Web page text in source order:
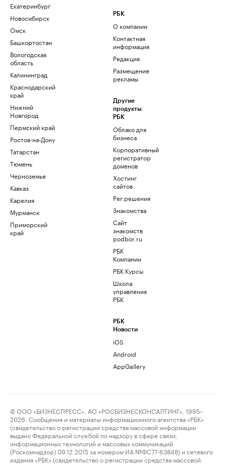
Екатеринбург
Новосибирск
Омск
Башкортостан
Вологодская
область
Калининград
Краснодарский
край
Нижний
Новгород
Пермский край
Ростов-на-Дону
Татарстан
Тюмень
Черноземье
Кавказ
Карелия
Мурманск
Приморский
край
РБК
О компании
Контактная
информация
Редакция
Размещение
рекламы
Другие
продукты
РБК
Облако для
бизнеса
Корпоративный
регистратор
доменов
Хостинг
сайтов
Рег.решения
Знакомства
Сайт
знакомств
podbor.ru
РБК
Компании
РБК Курсы
Школа
управления
РБК
РБК
Новости
iOS
Android
AppGallery
© ООО «БИЗНЕСПРЕСС», АО «РОСБИЗНЕСКОНСАЛТИНГ», 1995–
2026. Сообщения и материалы информационного агентства «РБК»
(свидетельство о регистрации средства массовой информации
выдано Федеральной службой по надзору в сфере связи,
информационных технологий и массовых коммуникаций
(Роскомнадзор) 09.12.2015 за номером ИА №ФС77-63848) и сетевого
издания «РБК» (свидетельство о регистрации средства массовой